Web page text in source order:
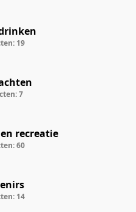
19
7
recreatie
60
14